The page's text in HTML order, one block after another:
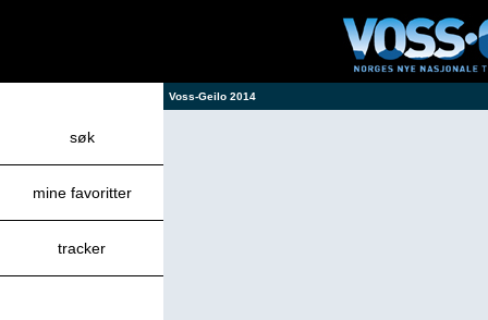
Voss-Geilo 2014
søk
mine favoritter
tracker